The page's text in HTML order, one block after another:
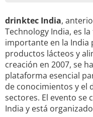
drinktec India,
Technology India, es
importante en la India
productos lácteos y
creación en 2007, se
plataforma esencial
de conocimientos y el
sectores. El evento se
India y está